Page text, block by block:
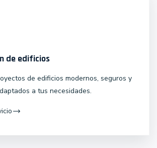
de edificios
de edificios modernos, seguros y
a tus necesidades.